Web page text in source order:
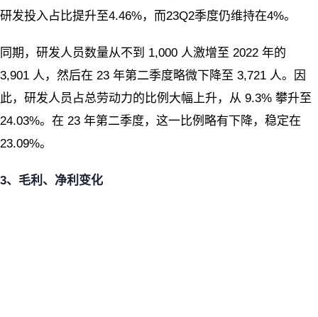
研发投入占比提升至4.46%，而23Q2季度仍维持在4%。
同期，研发人员数量从不到 1,000 人激增至 2022 年的
3,901 人，然后在 23 年第二季度略微下降至 3,721 人。因
此，研发人员占总劳动力的比例大幅上升，从 9.3% 攀升至
24.03%。在 23 年第二季度，这一比例略有下降，稳定在
23.09%。
3、毛利、净利变化